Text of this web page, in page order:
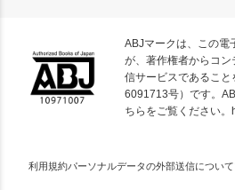
ABJマークは、この電
が、著作権者からコ
信サービスであるこ
6091713号）です。
ちらをご覧ください。
利用規約パーソナルデータの外部送信について